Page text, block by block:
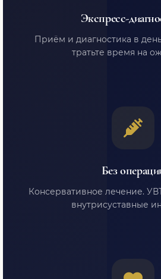
Экспресс-
Приём и диагностика в
тратьте время на
Без
Консервативное лечение.
внутрисуставные